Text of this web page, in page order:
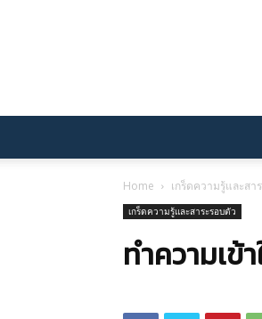
Home เกร็ดความรู้และสา
เกร็ดความรู้และสาระรอบตัว
ทำความเข้